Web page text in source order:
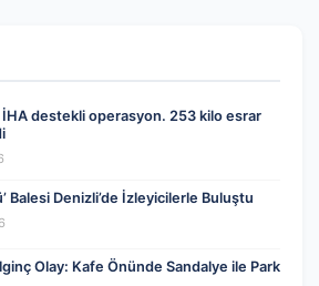
İHA destekli operasyon. 253 kilo esrar
Balesi Denizli’de İzleyicilerle Buluştu
Olay: Kafe Önünde Sandalye ile Park